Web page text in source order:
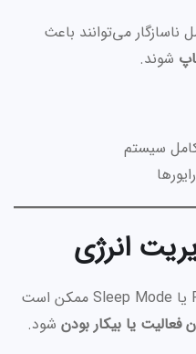
ناسازگار می‌توانند باعث
شوند.
سیستم
انرژی
تنظیمات نادرست Power Options یا Sleep Mode ممکن است
یا بیکار بودن شود.